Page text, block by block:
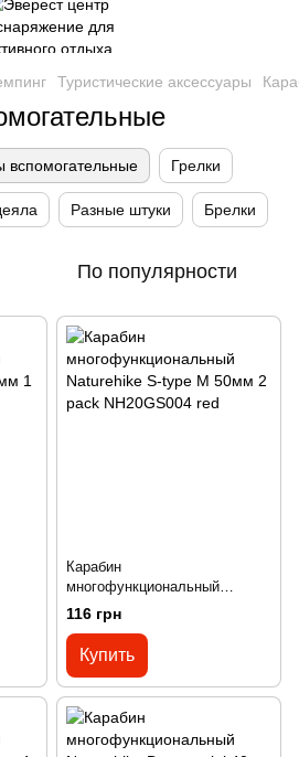
Туристические аксессуары
вспомогательные Грелки
Разные штуки Брелки
По популярности
Карабин
многофункциональный
Naturehike S-type M 50мм 2
pack NH20GS004 red
116 грн
Купить